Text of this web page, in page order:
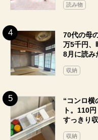
読み物
70代の母
万5千円、
8月に読み
収納
“コンロ横
ト。110
すっきり
収納